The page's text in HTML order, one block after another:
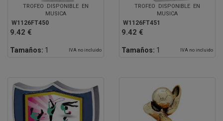
TROFEO DISPONIBLE EN
MUSICA
W1126FT450
9.42 €
Tamaños: 1 IVA no incluido
TROFEO DISPONIBLE EN
MUSICA
W1126FT451
9.42 €
Tamaños: 1 IVA no incluido